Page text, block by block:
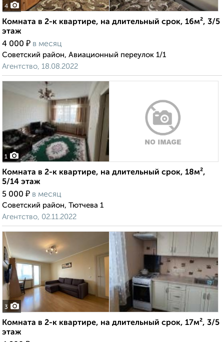
4
Комната в 2-к квартире, на длительный срок, 16м², 3/5
этаж
4 000 ₽ в месяц
Советский район, Авиационный переулок 1/1
Агентство, 18.08.2022
1
Комната в 2-к квартире, на длительный срок, 18м²,
5/14 этаж
5 000 ₽ в месяц
Советский район, Тютчева 1
Агентство, 02.11.2022
3
Комната в 2-к квартире, на длительный срок, 17м², 3/5
этаж